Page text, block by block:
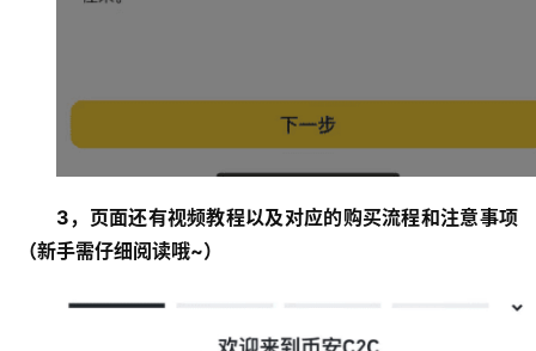
3，页面还有视频教程以及对应的购买流程和注意事项
（新手需仔细阅读哦~）